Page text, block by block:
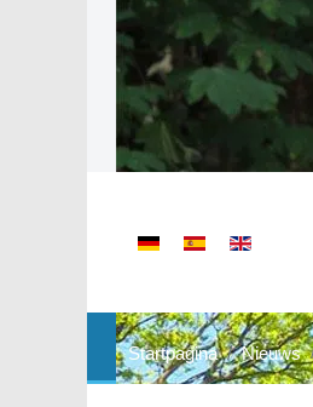
Selecteer de taal
Startpagina Nieuws